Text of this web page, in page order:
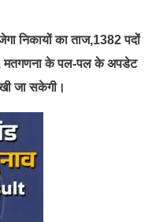
निकायों का ताज,1382 पदों
मतगणना के पल-पल के अपडेट
जा सकेगी।